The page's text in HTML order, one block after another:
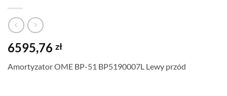
6595,76 zł
Amortyzator OME BP-51 BP5190007L Lewy przód